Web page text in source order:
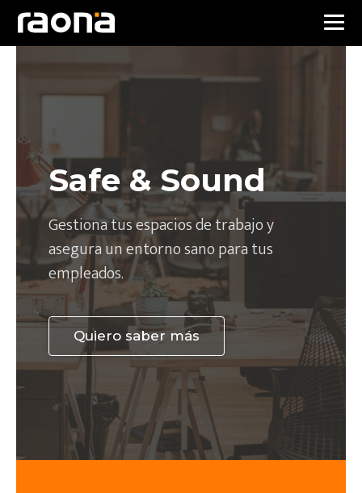
Safe & Sound
Gestiona tus espacios de trabajo y
asegura un entorno sano para tus
empleados.
Quiero saber más